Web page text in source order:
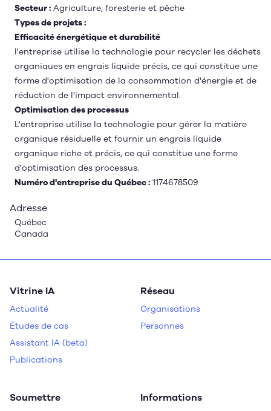
Secteur : Agriculture, foresterie et pêche
Types de projets :
Efficacité énergétique et durabilité
l'entreprise utilise la technologie pour recycler les déchets
organiques en engrais liquide précis, ce qui constitue une
forme d'optimisation de la consommation d'énergie et de
réduction de l'impact environnemental.
Optimisation des processus
L'entreprise utilise la technologie pour gérer la matière
organique résiduelle et fournir un engrais liquide
organique riche et précis, ce qui constitue une forme
d'optimisation des processus.
Numéro d'entreprise du Québec : 1174678509
Adresse
Québec
Canada
Vitrine IA
Actualité
Études de cas
Assistant IA (beta)
Publications
Réseau
Organisations
Personnes
Soumettre Informations